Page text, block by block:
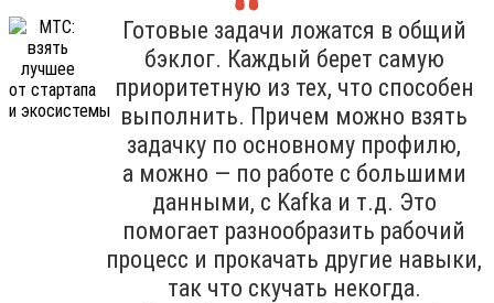
Готовые задачи ложатся в общий
бэклог. Каждый берет самую
приоритетную из тех, что способен
выполнить. Причем можно взять
задачку по основному профилю,
а можно — по работе с большими
данными, с Kafka и т.д. Это
помогает разнообразить рабочий
процесс и прокачать другие навыки,
так что скучать некогда.